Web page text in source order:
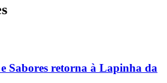
Sabores retorna à Lapinha da